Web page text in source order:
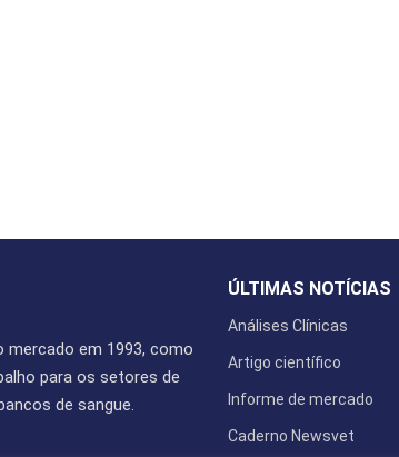
mercado em 1993, como
para os setores de
de sangue.
ÚLTIMAS NOTÍCIAS
Análises Clínicas
Artigo científico
Informe de mercado
Caderno Newsvet